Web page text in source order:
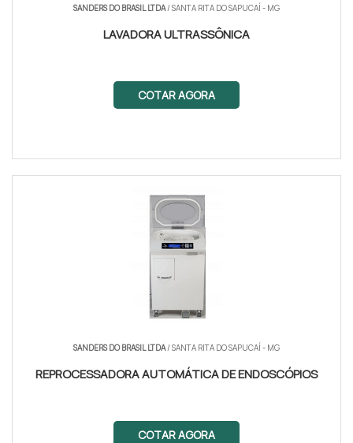
SANDERS DO BRASIL LTDA/ SANTA RITA DO SAPUCAÍ - MG
LAVADORA ULTRASSÔNICA
COTAR AGORA
SANDERS DO BRASIL LTDA/ SANTA RITA DO SAPUCAÍ - MG
REPROCESSADORA AUTOMÁTICA DE ENDOSCÓPIOS
COTAR AGORA